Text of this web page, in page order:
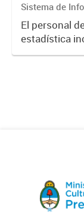
Sistema de
Tecnología
El personal
estadística
personas